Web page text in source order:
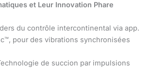
et Leur Innovation Phare
du contrôle intercontinental via app.
pour des vibrations synchronisées
de succion par impulsions